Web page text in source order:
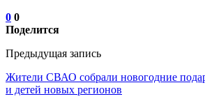
0 0
Поделится
Предыдущая запись
Жители СВАО собрали новогодние
и детей новых регионов